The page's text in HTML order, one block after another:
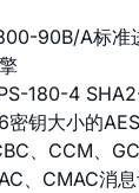
90B/A标准
180-4
钥大小的
、CCM、
、CMAC消